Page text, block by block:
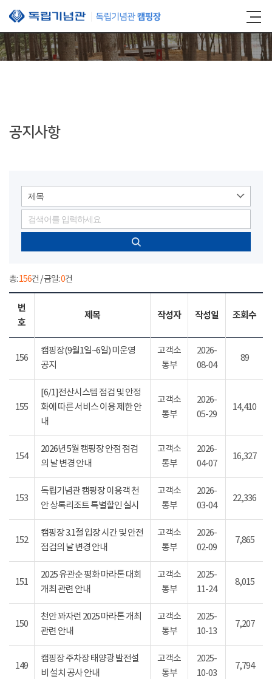
본문 바로가기
공지사항
제목
총:156건 / 금일:0건
번
호
제목 작성자 작성일 조회수
156
캠핑장(9월1일~6일) 미운영
공지
고객소
통부
2026-
08-04
89
155
[6/1]전산시스템 점검 및 안정
화에 따른 서비스 이용 제한 안
내
고객소
통부
2026-
05-29
14,410
154
2026년 5월 캠핑장 안점 점검
의 날 변경 안내
고객소
통부
2026-
04-07
16,327
153
독립기념관 캠핑장 이용객 천
안 상록리조트 특별할인 실시
고객소
통부
2026-
03-04
22,336
152
캠핑장 3.1절 입장 시간 및 안전
점검의 날 변경 안내
고객소
통부
2026-
02-09
7,865
151
2025 유관순 평화 마라톤 대회
개최 관련 안내
고객소
통부
2025-
11-24
8,015
150
천안 꽈자런 2025 마라톤 개최
관련 안내
고객소
통부
2025-
10-13
7,207
149
캠핑장 주차장 태양광 발전설
비 설치 공사 안내
고객소
통부
2025-
10-03
7,794